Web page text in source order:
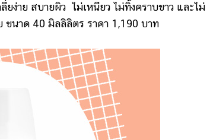
ง่าย สบายผิว ไม่เหนียว ไม่ทิ้งคราบขาว และไม่
นาด 40 มิลลิลิตร ราคา 1,190 บาท